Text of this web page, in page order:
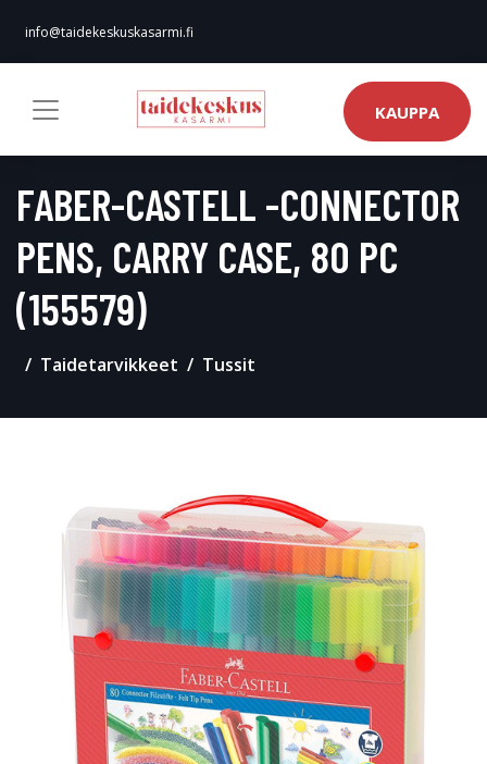
info@taidekeskuskasarmi.fi
KAUPPA
FABER-CASTELL -​CONNECTOR
PENS, CARRY CASE, 80 PC
(155579)
Taidetarvikkeet Tussit